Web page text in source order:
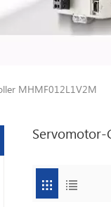
MHMF012L1V2M
Servomotor-